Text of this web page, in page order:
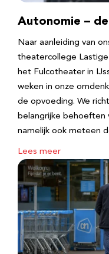
Autonomie –
Naar aanleiding van
theatercollege Lastige
het Fulcotheater in
weken in onze
de opvoeding. We
belangrijke behoeften
namelijk ook meteen
Lees meer